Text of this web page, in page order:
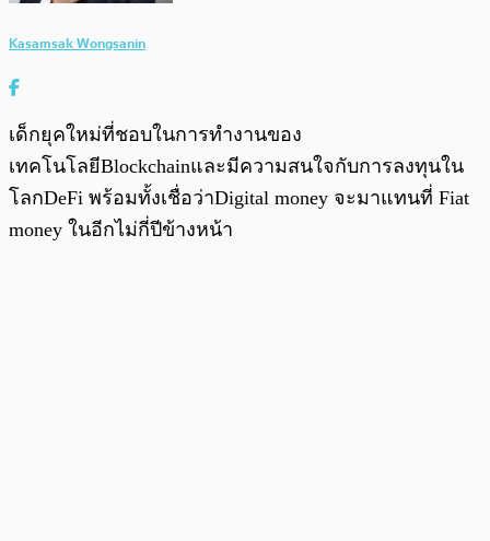
Kasamsak Wongsanin
เด็กยุคใหม่ที่ชอบในการทำงานของ
เทคโนโลยีBlockchainและมีความสนใจกับการลงทุนใน
โลกDeFi พร้อมทั้งเชื่อว่าDigital money จะมาแทนที่ Fiat
money ในอีกไม่กี่ปีข้างหน้า